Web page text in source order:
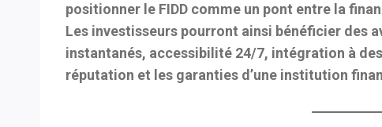
positionner le FIDD comme un pont entre la
Les investisseurs pourront ainsi bénéficier des
instantanés, accessibilité 24/7, intégration à
réputation et les garanties d’une institution